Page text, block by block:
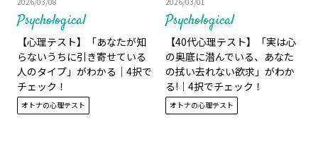
Psychological
【心理テスト】「あなたが知
らないうちに引き寄せている
人のタイプ」がわかる｜4択で
チェック！
オトナの心理テスト
Psychological
【40代心理テスト】「実は心
の奥底に潜んでいる、あなた
の拭い去れない欲求」がわか
る!｜4択でチェック！
オトナの心理テスト